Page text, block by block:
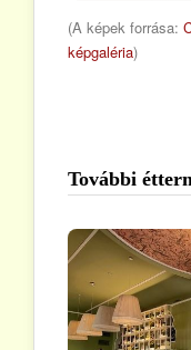
(A képek forrása:
képgaléria)
További